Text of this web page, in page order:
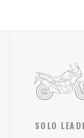
SOLO